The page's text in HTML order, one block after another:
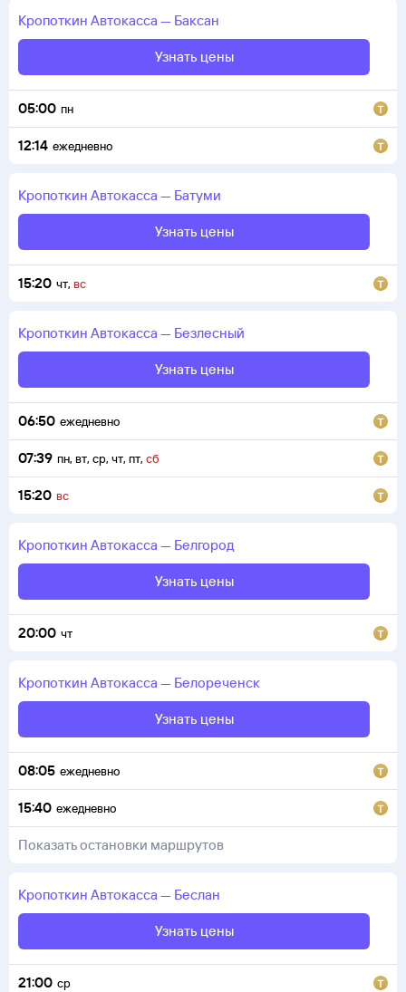
Кропоткин Автокасса — Баксан
Узнать цены
05:00 пн
12:14 ежедневно
Кропоткин Автокасса — Батуми
Узнать цены
15:20 чт, вс
Кропоткин Автокасса — Безлесный
Узнать цены
06:50 ежедневно
07:39 пн, вт, ср, чт, пт, сб
15:20 вс
Кропоткин Автокасса — Белгород
Узнать цены
20:00 чт
Кропоткин Автокасса — Белореченск
Узнать цены
08:05 ежедневно
15:40 ежедневно
Показать остановки маршрутов
Кропоткин Автокасса — Беслан
Узнать цены
21:00 ср